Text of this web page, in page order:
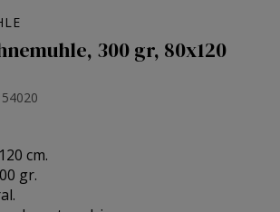
300 gr, 80x120
cm.
gr.